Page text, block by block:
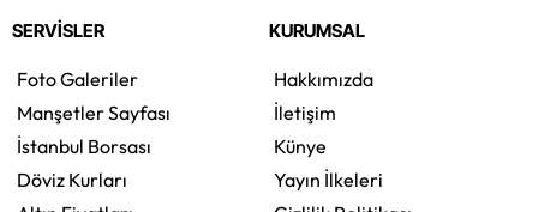
SERVİSLER
Foto Galeriler
Manşetler Sayfası
İstanbul Borsası
Döviz Kurları
KURUMSAL
Hakkımızda
İletişim
Künye
Yayın İlkeleri